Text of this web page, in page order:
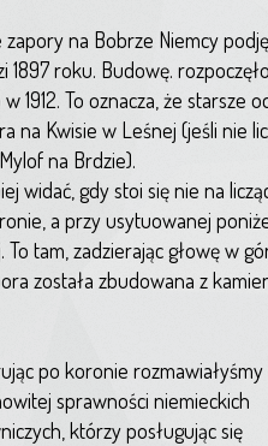
na Bobrze Niemcy
1897 roku. Budowę.
1912. To oznacza, że starsze
na Kwisie w Leśnej (jeśli nie
na Brdzie).
widać, gdy stoi się nie na
a przy usytuowanej
tam, zadzierając głowę w
została zbudowana z
po koronie rozmawiałyśmy
sprawności niemieckich
którzy posługując się